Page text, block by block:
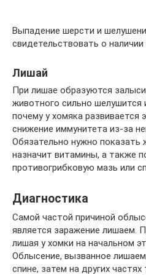
Выпадение шерсти и
свидетельствовать о наличии
Лишай
При лишае образуются
животного сильно шелушится
почему у хомяка развивается
снижение иммунитета из-за
Обязательно нужно показать
назначит витамины, а также
противогрибковую мазь или
Диагностика
Самой частой причиной
является заражение лишаем.
лишая у хомки на начальном
Облысение, вызванное
спине, затем на других